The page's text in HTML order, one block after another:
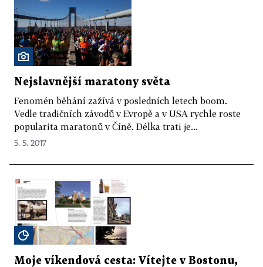
Nejslavnější maratony světa
Fenomén běhání zažívá v posledních letech boom.
Vedle tradičních závodů v Evropě a v USA rychle roste
popularita maratonů v Číně. Délka trati je...
5. 5. 2017
Moje víkendová cesta: Vítejte v Bostonu,